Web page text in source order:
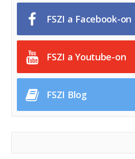
FSZI a Facebook-on
FSZI a Youtube-on
FSZI Blog